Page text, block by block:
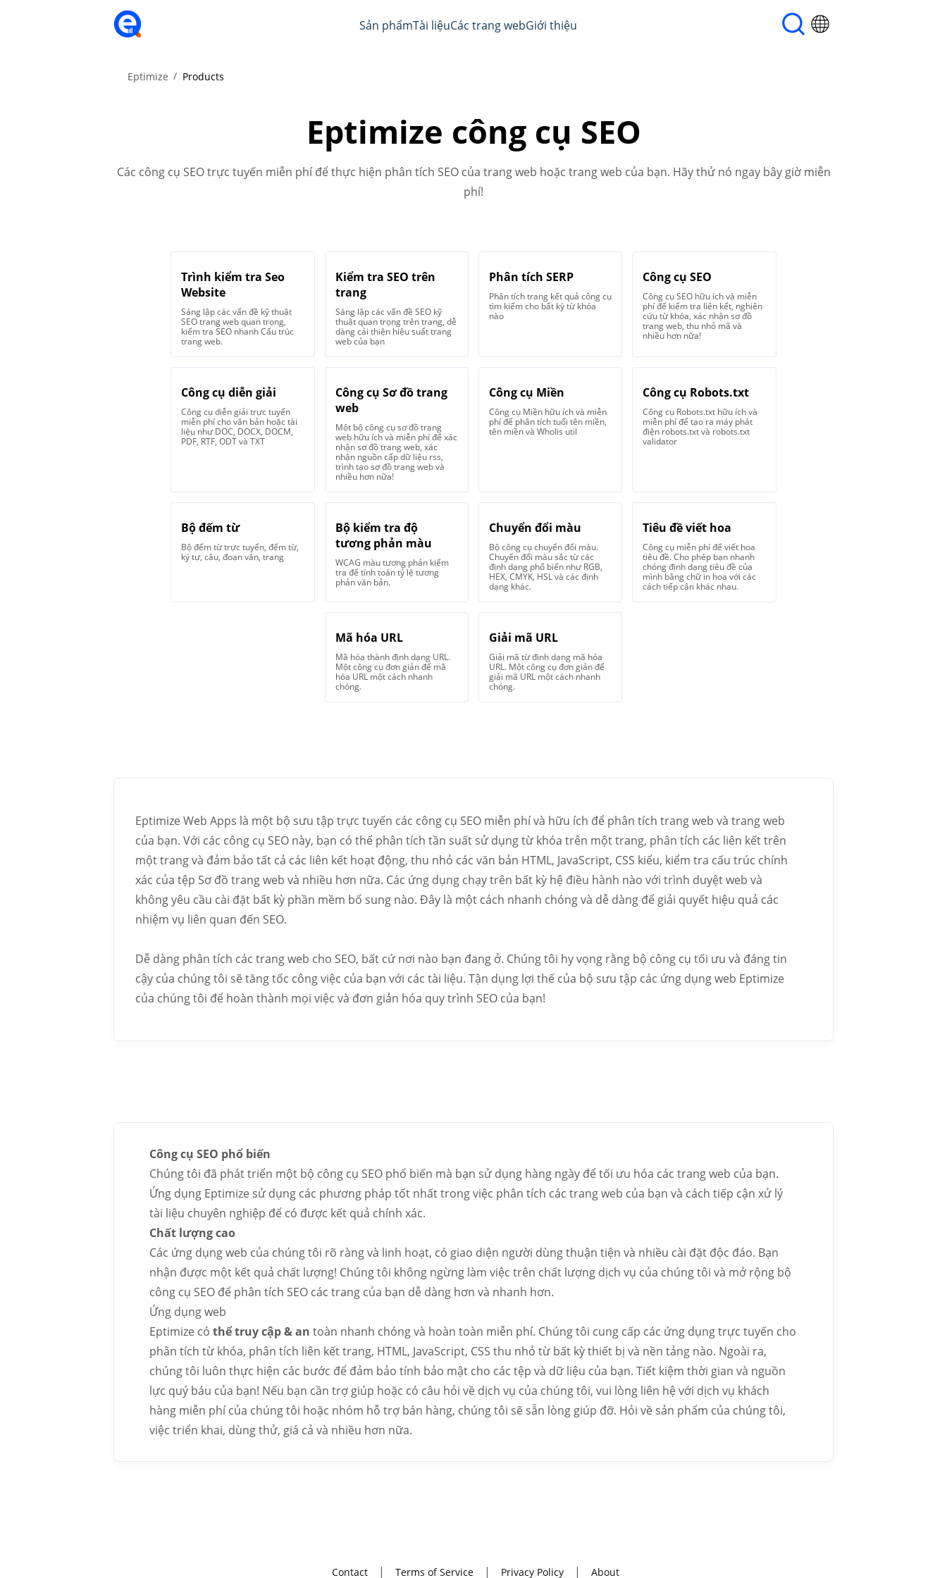
Sản phẩmTài liệuCác trang webGiới thiệu
Eptimize Products
Eptimize công cụ SEO
Các công cụ SEO trực tuyến miễn phí để thực hiện phân tích SEO của trang web hoặc trang web của bạn. Hãy thử nó ngay bây giờ miễn
phí!
Trình kiểm tra Seo
Website
Sáng lập các vấn đề kỹ thuật
SEO trang web quan trọng,
kiểm tra SEO nhanh Cấu trúc
trang web.
Kiểm tra SEO trên
trang
Sáng lập các vấn đề SEO kỹ
thuật quan trọng trên trang, dễ
dàng cải thiện hiệu suất trang
web của bạn
Phân tích SERP
Phân tích trang kết quả công cụ
tìm kiếm cho bất kỳ từ khóa
nào
Công cụ SEO
Công cụ SEO hữu ích và miễn
phí để kiểm tra liên kết, nghiên
cứu từ khóa, xác nhận sơ đồ
trang web, thu nhỏ mã và
nhiều hơn nữa!
Công cụ diễn giải
Công cụ diễn giải trực tuyến
miễn phí cho văn bản hoặc tài
liệu như DOC, DOCX, DOCM,
PDF, RTF, ODT và TXT
Công cụ Sơ đồ trang
web
Một bộ công cụ sơ đồ trang
web hữu ích và miễn phí để xác
nhận sơ đồ trang web, xác
nhận nguồn cấp dữ liệu rss,
trình tạo sơ đồ trang web và
nhiều hơn nữa!
Công cụ Miền
Công cụ Miền hữu ích và miễn
phí để phân tích tuổi tên miền,
tên miền và WhoIis util
Công cụ Robots.txt
Công cụ Robots.txt hữu ích và
miễn phí để tạo ra máy phát
điện robots.txt và robots.txt
validator
Bộ đếm từ
Bộ đếm từ trực tuyến, đếm từ,
ký tự, câu, đoạn văn, trang
Bộ kiểm tra độ
tương phản màu
WCAG màu tương phản kiểm
tra để tính toán tỷ lệ tương
phản văn bản.
Chuyển đổi màu
Bộ công cụ chuyển đổi màu.
Chuyển đổi màu sắc từ các
định dạng phổ biến như RGB,
HEX, CMYK, HSL và các định
dạng khác.
Tiêu đề viết hoa
Công cụ miễn phí để viết hoa
tiêu đề. Cho phép bạn nhanh
chóng định dạng tiêu đề của
mình bằng chữ in hoa với các
cách tiếp cận khác nhau.
Mã hóa URL
Mã hóa thành định dạng URL.
Một công cụ đơn giản để mã
hóa URL một cách nhanh
chóng.
Giải mã URL
Giải mã từ định dạng mã hóa
URL. Một công cụ đơn giản để
giải mã URL một cách nhanh
chóng.
Eptimize Web Apps là một bộ sưu tập trực tuyến các công cụ SEO miễn phí và hữu ích để phân tích trang web và trang web
của bạn. Với các công cụ SEO này, bạn có thể phân tích tần suất sử dụng từ khóa trên một trang, phân tích các liên kết trên
một trang và đảm bảo tất cả các liên kết hoạt động, thu nhỏ các văn bản HTML, JavaScript, CSS kiểu, kiểm tra cấu trúc chính
xác của tệp Sơ đồ trang web và nhiều hơn nữa. Các ứng dụng chạy trên bất kỳ hệ điều hành nào với trình duyệt web và
không yêu cầu cài đặt bất kỳ phần mềm bổ sung nào. Đây là một cách nhanh chóng và dễ dàng để giải quyết hiệu quả các
nhiệm vụ liên quan đến SEO.
Dễ dàng phân tích các trang web cho SEO, bất cứ nơi nào bạn đang ở. Chúng tôi hy vọng rằng bộ công cụ tối ưu và đáng tin
cậy của chúng tôi sẽ tăng tốc công việc của bạn với các tài liệu. Tận dụng lợi thế của bộ sưu tập các ứng dụng web Eptimize
của chúng tôi để hoàn thành mọi việc và đơn giản hóa quy trình SEO của bạn!
Công cụ SEO phổ biến
Chúng tôi đã phát triển một bộ công cụ SEO phổ biến mà bạn sử dụng hàng ngày để tối ưu hóa các trang web của bạn.
Ứng dụng Eptimize sử dụng các phương pháp tốt nhất trong việc phân tích các trang web của bạn và cách tiếp cận xử lý
tài liệu chuyên nghiệp để có được kết quả chính xác.
Chất lượng cao
Các ứng dụng web của chúng tôi rõ ràng và linh hoạt, có giao diện người dùng thuận tiện và nhiều cài đặt độc đáo. Bạn
nhận được một kết quả chất lượng! Chúng tôi không ngừng làm việc trên chất lượng dịch vụ của chúng tôi và mở rộng bộ
công cụ SEO để phân tích SEO các trang của bạn dễ dàng hơn và nhanh hơn.
Ứng dụng web
Eptimize có thể truy cập & an toàn nhanh chóng và hoàn toàn miễn phí. Chúng tôi cung cấp các ứng dụng trực tuyến cho
phân tích từ khóa, phân tích liên kết trang, HTML, JavaScript, CSS thu nhỏ từ bất kỳ thiết bị và nền tảng nào. Ngoài ra,
chúng tôi luôn thực hiện các bước để đảm bảo tính bảo mật cho các tệp và dữ liệu của bạn. Tiết kiệm thời gian và nguồn
lực quý báu của bạn! Nếu bạn cần trợ giúp hoặc có câu hỏi về dịch vụ của chúng tôi, vui lòng liên hệ với dịch vụ khách
hàng miễn phí của chúng tôi hoặc nhóm hỗ trợ bán hàng, chúng tôi sẽ sẵn lòng giúp đỡ. Hỏi về sản phẩm của chúng tôi,
việc triển khai, dùng thử, giá cả và nhiều hơn nữa.
Contact Terms of Service Privacy Policy About